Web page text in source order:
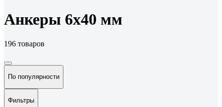
Анкеры 6х40 мм
196 товаров
По популярности
Фильтры